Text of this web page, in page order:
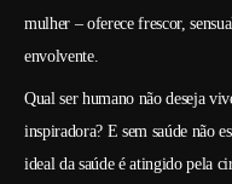
mulher – oferece frescor,
envolvente.
Qual ser humano não deseja
inspiradora? E sem saúde não
ideal da saúde é atingido pela